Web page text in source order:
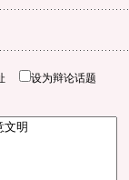
设为辩论话题